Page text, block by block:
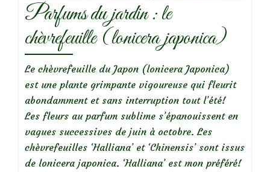
Parfums du jardin : le
chèvrefeuille (lonicera japonica)
Le chèvrefeuille du Japon (lonicera Japonica)
est une plante grimpante vigoureuse qui fleurit
abondamment et sans interruption tout l’été!
Les fleurs au parfum sublime s’épanouissent en
vagues successives de juin à octobre. Les
chèvrefeuilles ‘Halliana’ et ‘Chinensis’ sont issus
de lonicera japonica. ‘Halliana’ est mon préféré!